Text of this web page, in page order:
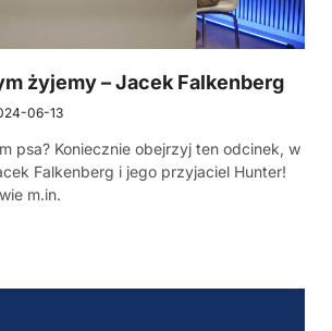
żyjemy – Jacek Falkenberg
06-13
psa? Koniecznie obejrzyj ten odcinek, w
Falkenberg i jego przyjaciel Hunter!
m.in.